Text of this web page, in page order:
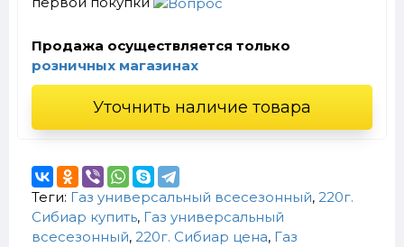
Продажа осуществляется только
розничных магазинах
Уточнить наличие товара
Теги: Газ универсальный всесезонный, 220г.
Сибиар купить, Газ универсальный
всесезонный, 220г. Сибиар цена, Газ